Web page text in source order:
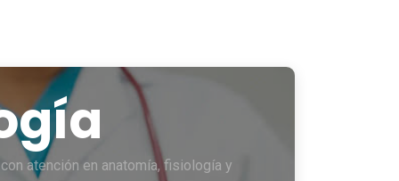
atención en anatomía, fisiología y